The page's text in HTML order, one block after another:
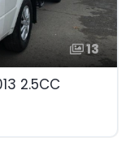
13
2.5CC